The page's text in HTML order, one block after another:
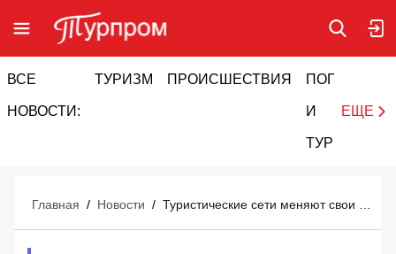
ВСЕ
НОВОСТИ:
ТУРИЗМ ПРОИСШЕСТВИЯ ПОГОДА
И
ТУРИЗМ
ЕЩЕ
Главная / Новости /